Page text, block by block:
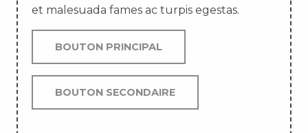
et malesuada fames ac turpis egestas.
BOUTON PRINCIPAL
BOUTON SECONDAIRE